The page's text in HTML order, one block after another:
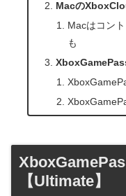
Macの
Macはコン
も
【Ultimate